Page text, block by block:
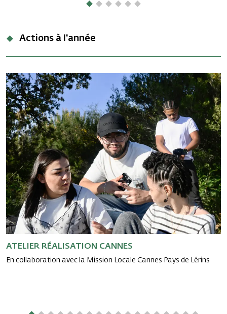
Actions à l'année
ATELIER RÉALISATION CANNES
En collaboration avec la Mission Locale Cannes Pays de Lérins